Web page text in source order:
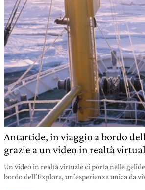
Antartide, in viaggio a bordo
grazie a un video in realtà
Un video in realtà virtuale ci porta nelle
bordo dell’Explora, un’esperienza unica da